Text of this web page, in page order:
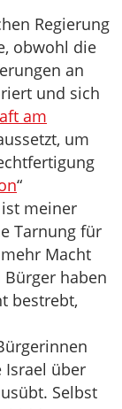
Regierung
obwohl die
an
und sich
am
um
“
meiner
Tarnung für
Macht
haben
bestrebt,
Israel über
Selbst